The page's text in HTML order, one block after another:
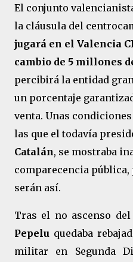
El conjunto
la cláusula del
jugará en el Valencia
cambio de 5 millones
percibirá la entidad
un porcentaje
venta. Unas
las que el todavía
Catalán, se mostraba
comparecencia
serán así.
Tras el no ascenso del
Pepelu quedaba
militar en Segunda